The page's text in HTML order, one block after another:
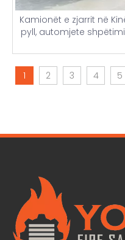
Kamionët e zjarrit në
pyll, automjete
1 2 3 4 5